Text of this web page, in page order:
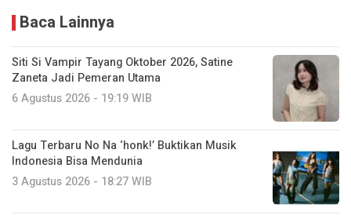
Baca Lainnya
Siti Si Vampir Tayang Oktober 2026, Satine
Zaneta Jadi Pemeran Utama
6 Agustus 2026 - 19:19 WIB
Lagu Terbaru No Na ‘honk!’ Buktikan Musik
Indonesia Bisa Mendunia
3 Agustus 2026 - 18:27 WIB